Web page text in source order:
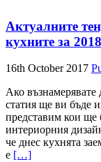
Актуалните
кухните за
16th October 2017
Ако възнамерявате
статия ще ви бъде
представим кои ще
интериорния
че днес кухнята
e […]